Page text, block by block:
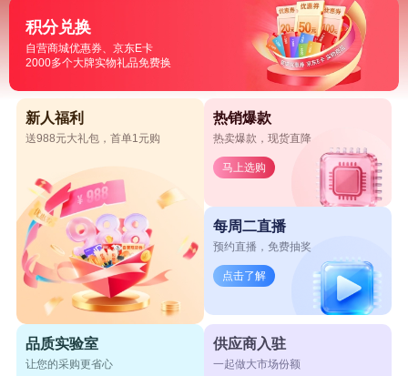
积分兑换
自营商城优惠券、京东E卡
2000多个大牌实物礼品免费换
新人福利
送988元大礼包，首单1元购
热销爆款
热卖爆款，现货直降
马上选购
每周二直播
预约直播，免费抽奖
点击了解
品质实验室
让您的采购更省心
供应商入驻
一起做大市场份额